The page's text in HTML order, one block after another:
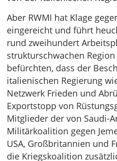
Aber RWMI hat Klage
eingereicht und führt
rund zweihundert
strukturschwachen Region
befürchten, dass der
italienischen Regierung
Netzwerk Frieden und
Exportstopp von
Mitglieder der von Saudi-
Militärkoalition gegen
USA, Großbritannien und
die Kriegskoalition